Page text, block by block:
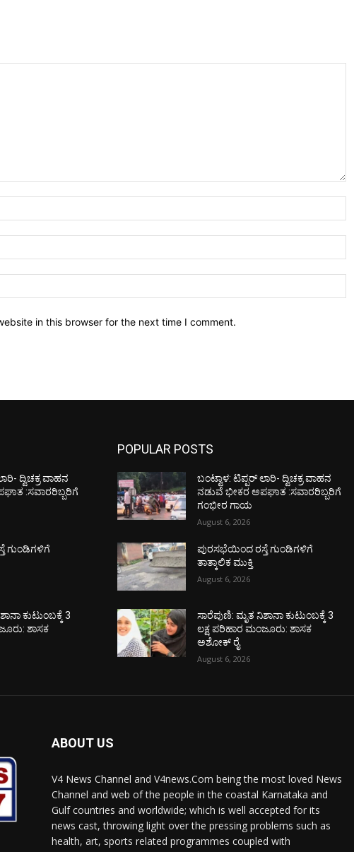
in this browser for the next time I comment.
ದ್ವಿಚಕ್ರ ವಾಹನ
:ಸವಾರರಿಬ್ಬರಿಗೆ
ಗುಂಡಿಗಳಿಗೆ
ಕುಟುಂಬಕ್ಕೆ 3
ಶಾಸಕ
POPULAR POSTS
ಬಂಟ್ವಾಳ: ಟಿಪ್ಪರ್ ಲಾರಿ- ದ್ವಿಚಕ್ರ ವಾಹನ
ನಡುವೆ ಭೀಕರ ಅಪಘಾತ :ಸವಾರರಿಬ್ಬರಿಗೆ
ಗಂಭೀರ ಗಾಯ
August 6, 2026
ಪುರಸಭೆಯಿಂದ ರಸ್ತೆ ಗುಂಡಿಗಳಿಗೆ
ತಾತ್ಕಾಲಿಕ ಮುಕ್ತಿ
August 6, 2026
ಸಾರೆಪುಣಿ: ಮೃತ ನಿಶಾನಾ ಕುಟುಂಬಕ್ಕೆ 3
ಲಕ್ಷ ಪರಿಹಾರ ಮಂಜೂರು: ಶಾಸಕ
ಅಶೋಕ್ ರೈ
August 6, 2026
ABOUT US
V4 News Channel and V4news.Com being the most loved News
Channel and web of the people in the coastal Karnataka and
Gulf countries and worldwide; which is well accepted for its
news cast, throwing light over the pressing problems such as
health, art, sports related programmes coupled with